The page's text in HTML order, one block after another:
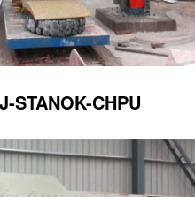
STANOK-CHPU